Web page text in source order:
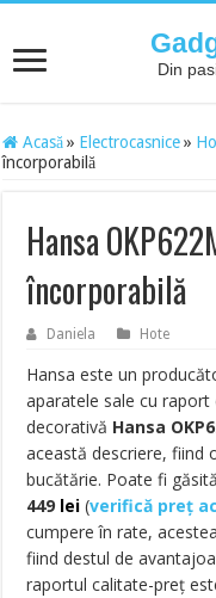
Din
Acasă » Electrocasnice »
încorporabilă
Hansa
încorporabilă
Daniela Hote
Hansa este un
aparatele sale cu
decorativă Hansa
această descriere, fiind
bucătărie. Poate fi
449 lei (verifică preț
cumpere în rate,
fiind destul de
raportul calitate-preț